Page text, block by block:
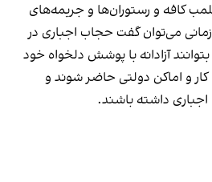
کافه و رستوران‌ها و جریمه‌های
زمانی می‌توان گفت حجاب اجباری در
آزادانه با پوشش دلخواه خود
و اماکن دولتی حاضر شوند و
داشته باشند.